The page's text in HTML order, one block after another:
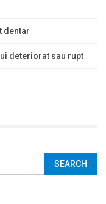
dentar
deteriorat sau rupt